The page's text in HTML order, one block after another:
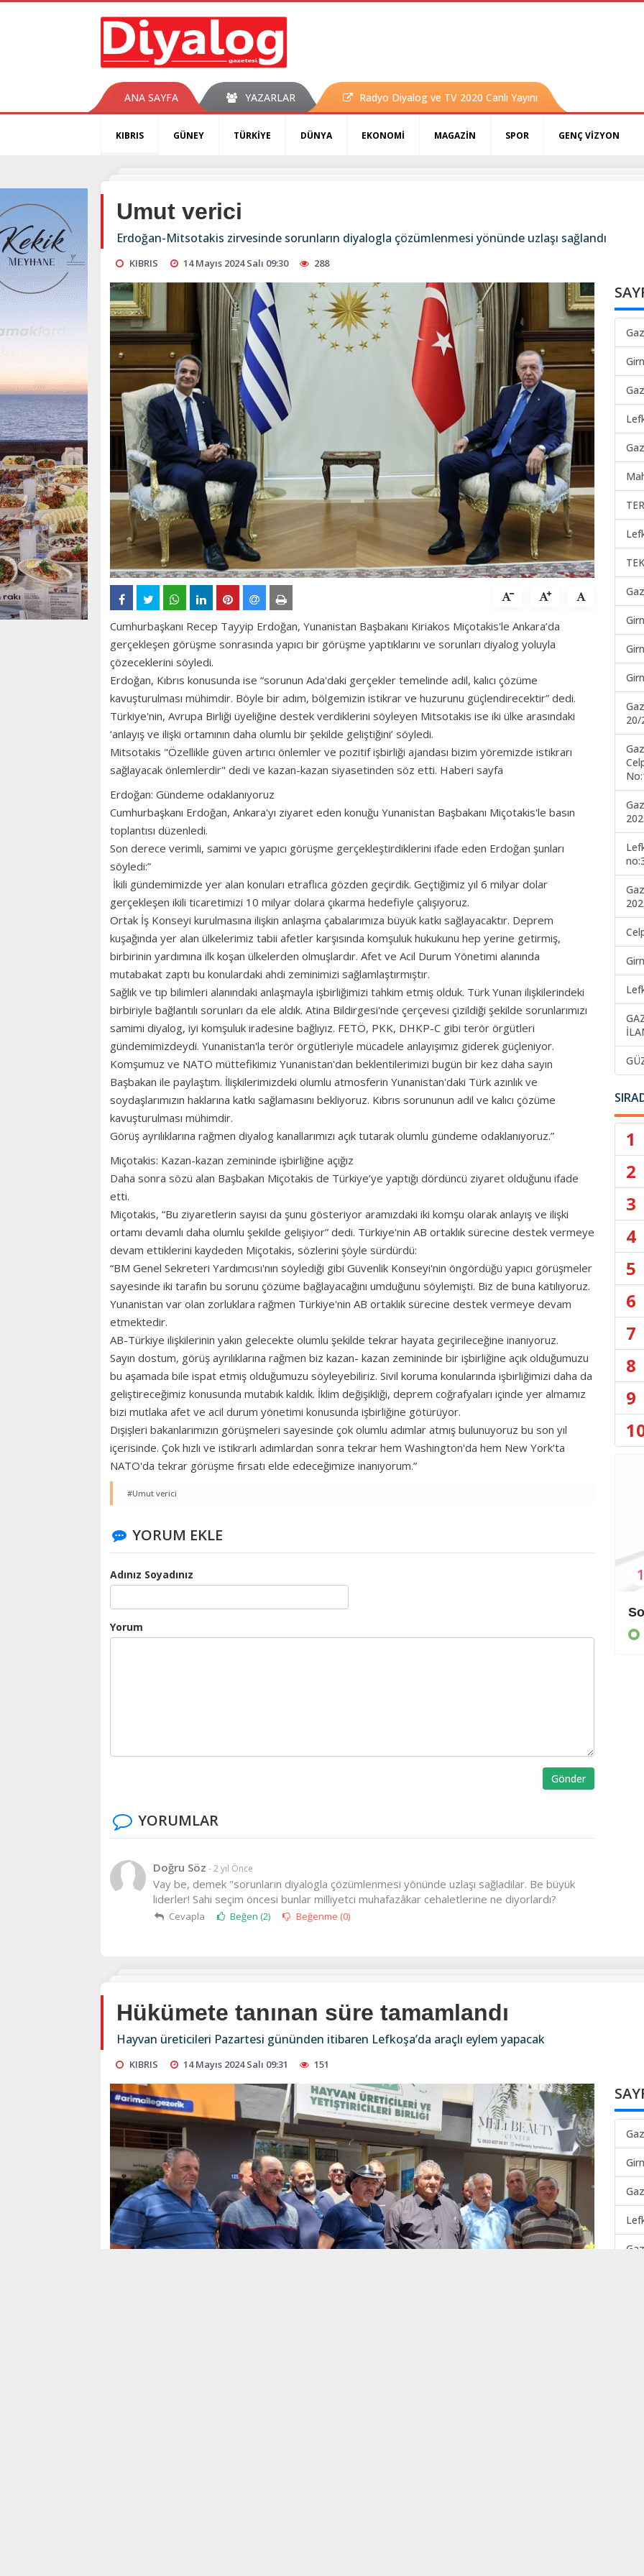
ANA SAYFA YAZARLAR Radyo Diyalog ve TV 2020 Canlı Yayını
KIBRIS GÜNEY TÜRKİYE DÜNYA EKONOMİ MAGAZİN SPOR GENÇ VİZYON
Umut verici
Erdoğan-Mitsotakis zirvesinde sorunların diyalogla çözümlenmesi yönünde uzlaşı sağlandı
KIBRIS 14 Mayıs 2024 Salı 09:30 288
Cumhurbaşkanı Recep Tayyip Erdoğan, Yunanistan Başbakanı Kiriakos Miçotakis'le Ankara’da
gerçekleşen görüşme sonrasında yapıcı bir görüşme yaptıklarını ve sorunları diyalog yoluyla
çözeceklerini söyledi.
Erdoğan, Kıbrıs konusunda ise “sorunun Ada'daki gerçekler temelinde adil, kalıcı çözüme
kavuşturulması mühimdir. Böyle bir adım, bölgemizin istikrar ve huzurunu güçlendirecektir” dedi.
Türkiye'nin, Avrupa Birliği üyeliğine destek verdiklerini söyleyen Mitsotakis ise iki ülke arasındaki
‘anlayış ve ilişki ortamının daha olumlu bir şekilde geliştiğini’ söyledi.
Mitsotakis "Özellikle güven artırıcı önlemler ve pozitif işbirliği ajandası bizim yöremizde istikrarı
sağlayacak önlemlerdir" dedi ve kazan-kazan siyasetinden söz etti. Haberi sayfa
Erdoğan: Gündeme odaklanıyoruz
Cumhurbaşkanı Erdoğan, Ankara'yı ziyaret eden konuğu Yunanistan Başbakanı Miçotakis'le basın
toplantısı düzenledi.
Son derece verimli, samimi ve yapıcı görüşme gerçekleştirdiklerini ifade eden Erdoğan şunları
söyledi:”
İkili gündemimizde yer alan konuları etraflıca gözden geçirdik. Geçtiğimiz yıl 6 milyar dolar
gerçekleşen ikili ticaretimizi 10 milyar dolara çıkarma hedefiyle çalışıyoruz.
Ortak İş Konseyi kurulmasına ilişkin anlaşma çabalarımıza büyük katkı sağlayacaktır. Deprem
kuşağında yer alan ülkelerimiz tabii afetler karşısında komşuluk hukukunu hep yerine getirmiş,
birbirinin yardımına ilk koşan ülkelerden olmuşlardır. Afet ve Acil Durum Yönetimi alanında
mutabakat zaptı bu konulardaki ahdi zeminimizi sağlamlaştırmıştır.
Sağlık ve tıp bilimleri alanındaki anlaşmayla işbirliğimizi tahkim etmiş olduk. Türk Yunan ilişkilerindeki
birbiriyle bağlantılı sorunları da ele aldık. Atina Bildirgesi'nde çerçevesi çizildiği şekilde sorunlarımızı
samimi diyalog, iyi komşuluk iradesine bağlıyız. FETÖ, PKK, DHKP-C gibi terör örgütleri
gündemimizdeydi. Yunanistan'la terör örgütleriyle mücadele anlayışımız giderek güçleniyor.
Komşumuz ve NATO müttefikimiz Yunanistan'dan beklentilerimizi bugün bir kez daha sayın
Başbakan ile paylaştım. İlişkilerimizdeki olumlu atmosferin Yunanistan'daki Türk azınlık ve
soydaşlarımızın haklarına katkı sağlamasını bekliyoruz. Kıbrıs sorununun adil ve kalıcı çözüme
kavuşturulması mühimdir.
Görüş ayrılıklarına rağmen diyalog kanallarımızı açık tutarak olumlu gündeme odaklanıyoruz.”
Miçotakis: Kazan-kazan zemininde işbirliğine açığız
Daha sonra sözü alan Başbakan Miçotakis de Türkiye’ye yaptığı dördüncü ziyaret olduğunu ifade
etti.
Miçotakis, “Bu ziyaretlerin sayısı da şunu gösteriyor aramızdaki iki komşu olarak anlayış ve ilişki
ortamı devamlı daha olumlu şekilde gelişiyor” dedi. Türkiye'nin AB ortaklık sürecine destek vermeye
devam ettiklerini kaydeden Miçotakis, sözlerini şöyle sürdürdü:
“BM Genel Sekreteri Yardımcısı'nın söylediği gibi Güvenlik Konseyi'nin öngördüğü yapıcı görüşmeler
sayesinde iki tarafın bu sorunu çözüme bağlayacağını umduğunu söylemişti. Biz de buna katılıyoruz.
Yunanistan var olan zorluklara rağmen Türkiye'nin AB ortaklık sürecine destek vermeye devam
etmektedir.
AB-Türkiye ilişkilerinin yakın gelecekte olumlu şekilde tekrar hayata geçirileceğine inanıyoruz.
Sayın dostum, görüş ayrılıklarına rağmen biz kazan- kazan zemininde bir işbirliğine açık olduğumuzu
bu aşamada bile ispat etmiş olduğumuzu söyleyebiliriz. Sivil koruma konularında işbirliğimizi daha da
geliştireceğimiz konusunda mutabık kaldık. İklim değişikliği, deprem coğrafyaları içinde yer almamız
bizi mutlaka afet ve acil durum yönetimi konusunda işbirliğine götürüyor.
Dışişleri bakanlarımızın görüşmeleri sayesinde çok olumlu adımlar atmış bulunuyoruz bu son yıl
içerisinde. Çok hızlı ve istikrarlı adımlardan sonra tekrar hem Washington'da hem New York'ta
NATO'da tekrar görüşme fırsatı elde edeceğimize inanıyorum.”
#Umut verici
YORUM EKLE
Adınız Soyadınız
Yorum
Gönder
YORUMLAR
Doğru Söz - 2 yıl Önce
Vay be, demek "sorunların diyalogla çözümlenmesi yönünde uzlaşı sağladilar. Be büyük
liderler! Sahi seçim öncesi bunlar milliyetci muhafazâkar cehaletlerine ne diyorlardı?
Cevapla Beğen (2) Beğenme (0)
20/
1
2
3
4
5
6
7
8
9
KIBRIS
1
Hükümete tanınan süre tamamlandı
Hayvan üreticileri Pazartesi gününden itibaren Lefkoşa’da araçlı eylem yapacak
KIBRIS 14 Mayıs 2024 Salı 09:31 151